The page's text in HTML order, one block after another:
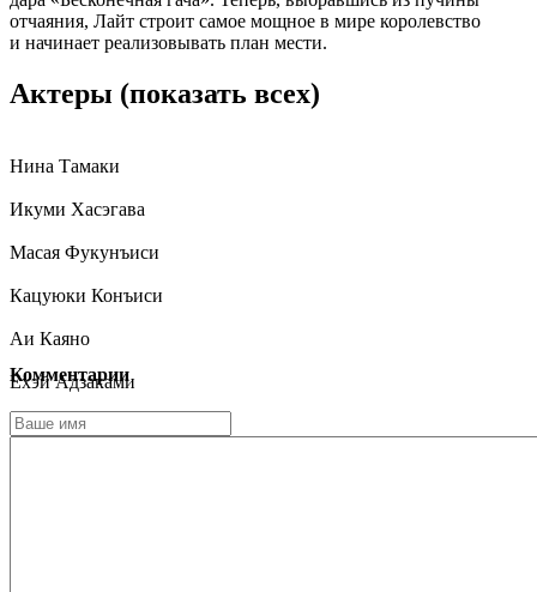
отчаяния, Лайт строит самое мощное в мире королевство
и начинает реализовывать план мести.
Актеры (показать всех)
Нина Тамаки
Икуми Хасэгава
Масая Фукунъиси
Кацуюки Конъиси
Аи Каяно
Ёхэй Адзаками
Даисукэ Оно
Комментарии